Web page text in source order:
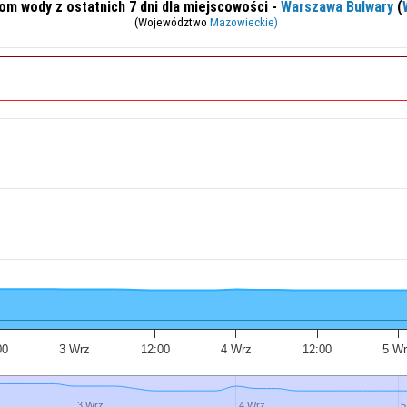
wody z ostatnich 7 dni dla miejscowości - Warszawa Bulwary (
(Województwo Mazowieckie)
3 Wrz 12:00 4 Wrz 12:00 5